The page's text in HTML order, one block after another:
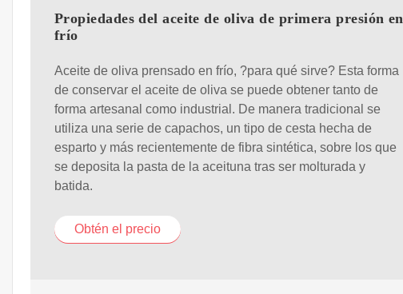
Propiedades del aceite de oliva de primera presión en
frío
Aceite de oliva prensado en frío, ?para qué sirve? Esta forma
de conservar el aceite de oliva se puede obtener tanto de
forma artesanal como industrial. De manera tradicional se
utiliza una serie de capachos, un tipo de cesta hecha de
esparto y más recientemente de fibra sintética, sobre los que
se deposita la pasta de la aceituna tras ser molturada y
batida.
Obtén el precio